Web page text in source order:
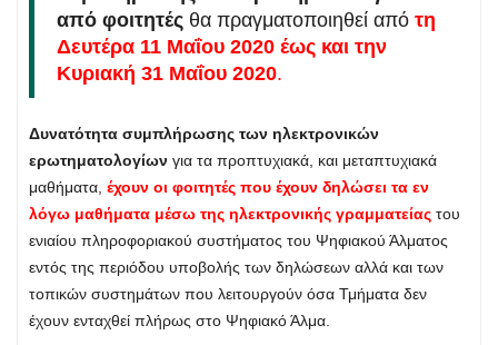
από φοιτητές θα πραγματοποιηθεί από τη
Δευτέρα 11 Μαΐου 2020 έως και την
Κυριακή 31 Μαΐου 2020.
Δυνατότητα συμπλήρωσης των ηλεκτρονικών
ερωτηματολογίων για τα προπτυχιακά, και μεταπτυχιακά
μαθήματα, έχουν οι φοιτητές που έχουν δηλώσει τα εν
λόγω μαθήματα μέσω της ηλεκτρονικής γραμματείας του
ενιαίου πληροφοριακού συστήματος του Ψηφιακού Άλματος
εντός της περιόδου υποβολής των δηλώσεων αλλά και των
τοπικών συστημάτων που λειτουργούν όσα Τμήματα δεν
έχουν ενταχθεί πλήρως στο Ψηφιακό Άλμα.